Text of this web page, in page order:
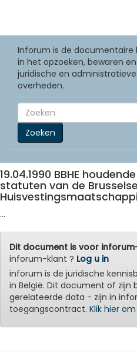
Inforum is de documentaire
in het opzoeken, bewaren
juridische en
overheden.
Zoeken
19.04.1990 BBHE
statuten van de
...
Dit document is voor
inforum-klant ? Log u in
inforum is de juridische
in België. Dit document of zijn
gerelateerde data - zijn in
toegangscontract. Klik hier